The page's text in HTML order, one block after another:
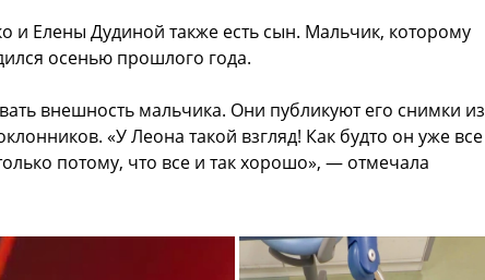
и Елены Дудиной также есть сын. Мальчик, которому
осенью прошлого года.
внешность мальчика. Они публикуют его снимки из
«У Леона такой взгляд! Как будто он уже все
потому, что все и так хорошо», — отмечала